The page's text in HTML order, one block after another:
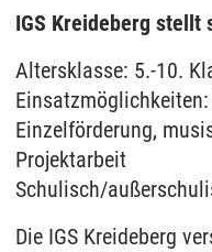
IGS Kreideberg stellt
Altersklasse: 5.-10.
Einzelförderung,
Projektarbeit
Schulisch/
Die IGS Kreideberg